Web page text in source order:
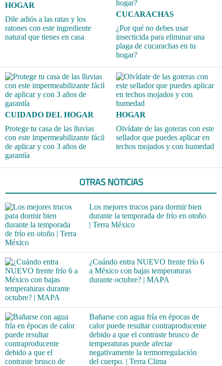
HOGAR
Dile adiós a las ratas y los
ratones con este ingrediente
natural que tienes en casa
CUCARACHAS
¿Por qué no debes usar
insecticida para eliminar una
plaga de cucarachas en tu
hogar?
CUIDADO DEL HOGAR
Protege tu casa de las lluvias
con este impermeabilizante fácil
de aplicar y con 3 años de
garantía
HOGAR
Olvídate de las goteras con este
sellador que puedes aplicar en
techos mojados y con humedad
OTRAS NOTICIAS
Los mejores trucos para dormir bien
durante la temporada de frío en otoño
| Terra México
¿Cuándo entra NUEVO frente frío 6
a México con bajas temperaturas
durante octubre? | MAPA
Bañarse con agua fría en épocas de
calor puede resultar contraproducente
debido a que el contraste brusco de
temperaturas puede afectar
negativamente la termorregulación
del cuerpo. | Terra Clima